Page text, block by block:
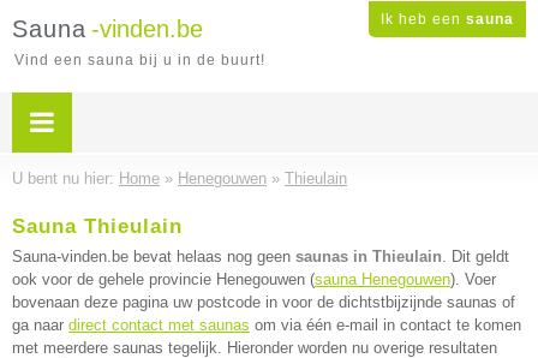
Ik heb een sauna
Sauna -vinden.be
Vind een sauna bij u in de buurt!
U bent nu hier: Home » Henegouwen » Thieulain
Sauna Thieulain
Sauna-vinden.be bevat helaas nog geen saunas in Thieulain. Dit geldt
ook voor de gehele provincie Henegouwen (sauna Henegouwen). Voer
bovenaan deze pagina uw postcode in voor de dichtstbijzijnde saunas of
ga naar direct contact met saunas om via één e-mail in contact te komen
met meerdere saunas tegelijk. Hieronder worden nu overige resultaten